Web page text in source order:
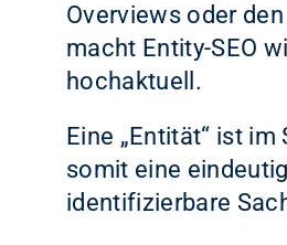
Overviews oder
macht Entity-SEO
hochaktuell.
Eine „Entität“ ist im
somit eine eindeutig
identifizierbare